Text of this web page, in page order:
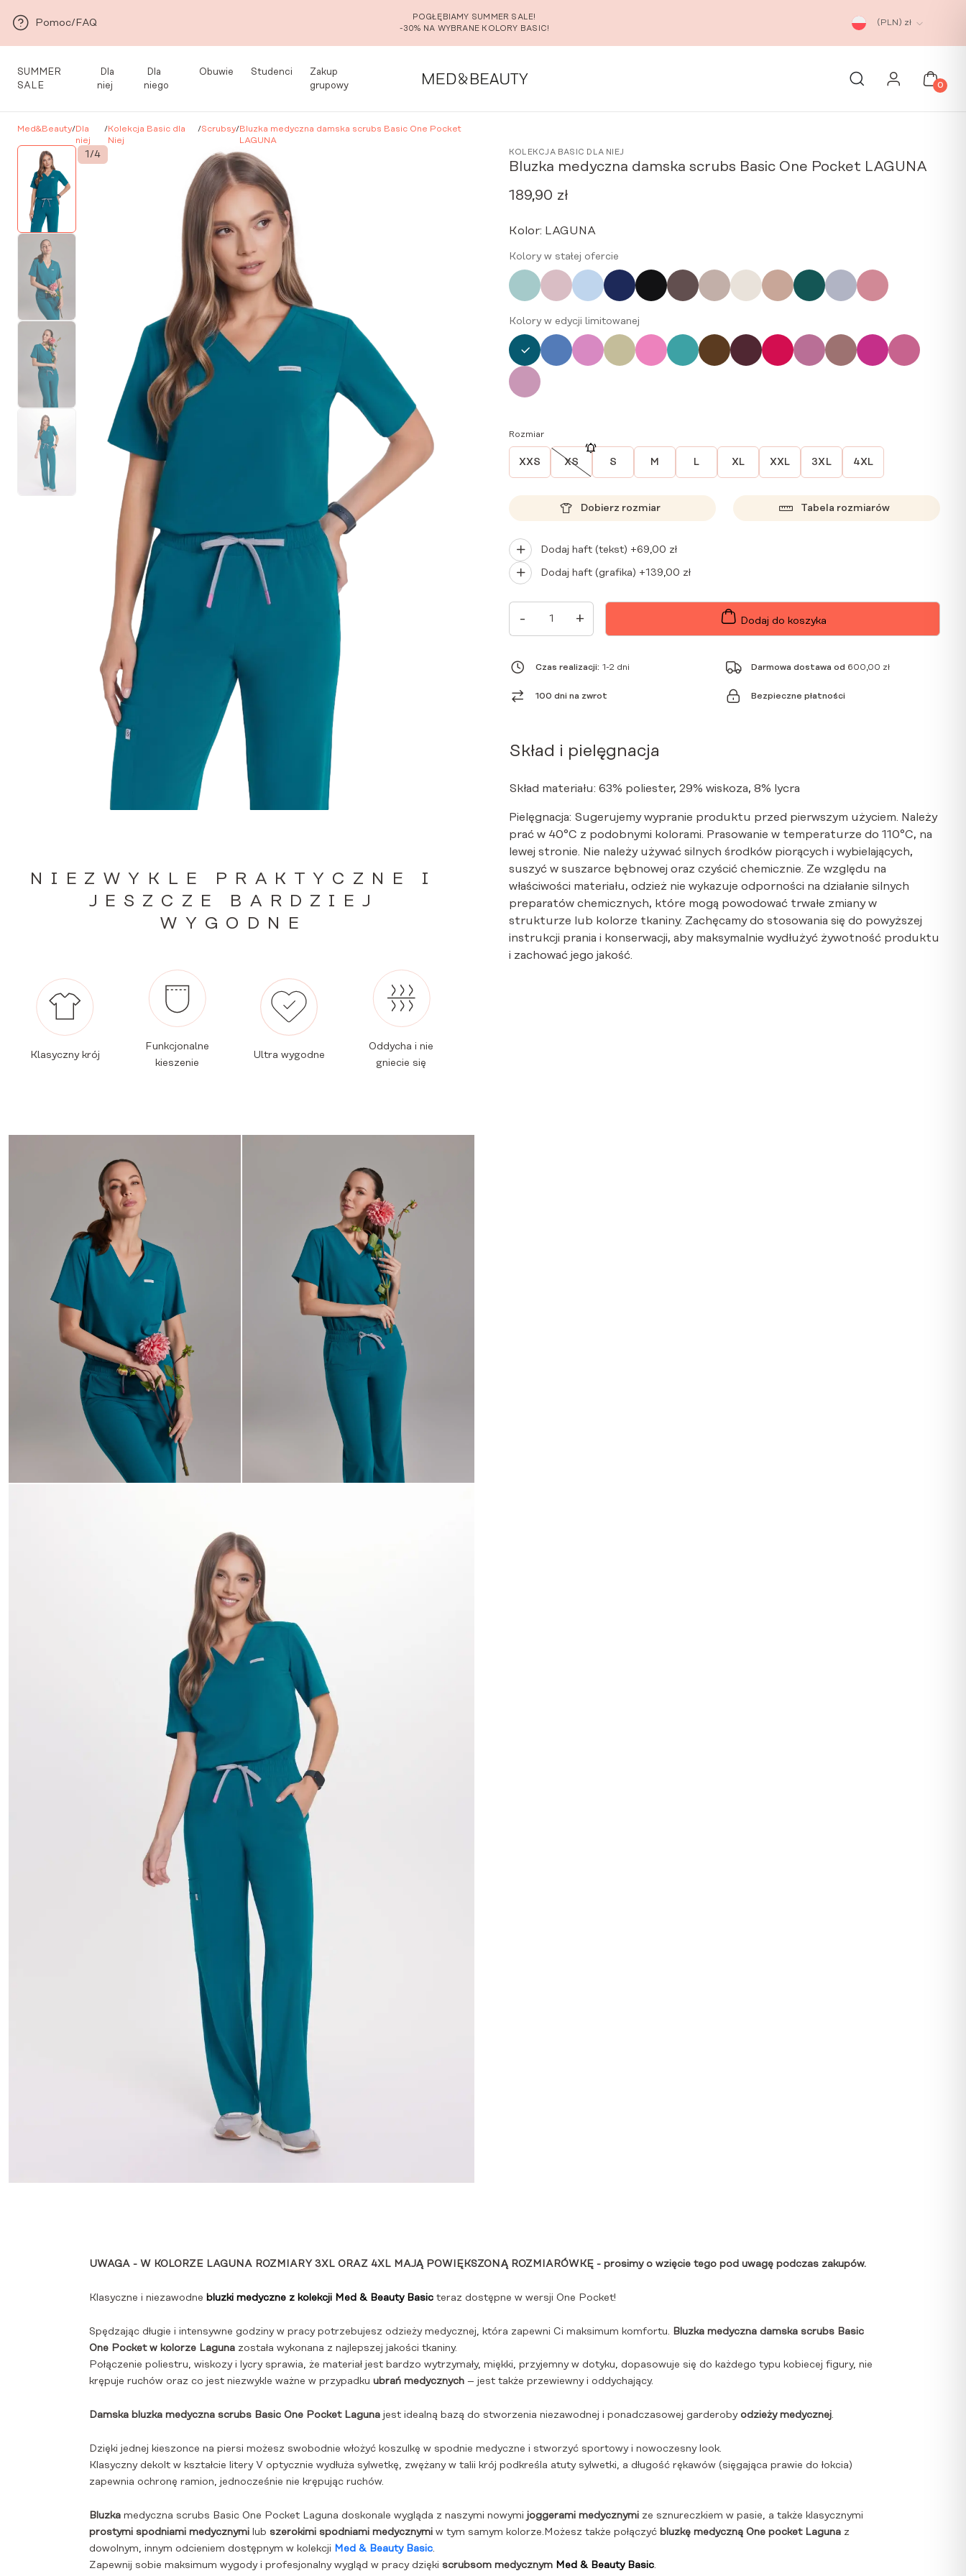
Pomoc/FAQ
POGŁĘBIAMY SUMMER SALE!
-30% NA WYBRANE KOLORY BASIC!
(PLN) zł
SUMMER
SALE
Dla
niej
Dla
niego
Obuwie Studenci
Zakup
grupowy
0
Med&Beauty/Dla
niej
/Kolekcja Basic dla
Niej
/Scrubsy/Bluzka medyczna damska scrubs Basic One Pocket
LAGUNA
1/4
NIEZWYKLE PRAKTYCZNE I
JESZCZE BARDZIEJ
WYGODNE
Klasyczny krój
Funkcjonalne
kieszenie
Ultra wygodne
Oddycha i nie
gniecie się
KOLEKCJA BASIC DLA NIEJ
Bluzka medyczna damska scrubs Basic One Pocket LAGUNA
189,90 zł
Kolor: LAGUNA
Kolory w stałej ofercie
Kolory w edycji limitowanej
Rozmiar
XXS XS S M L XL XXL 3XL 4XL
Dobierz rozmiar Tabela rozmiarów
Dodaj haft (tekst) +69,00 zł
Dodaj haft (grafika) +139,00 zł
-
ILOŚĆ
BLUZKA
BASIC
ONE
LAGUNA
+ Dodaj do koszyka
Czas realizacji: 1-2 dni Darmowa dostawa od 600,00 zł
100 dni na zwrot Bezpieczne płatności
Skład i pielęgnacja
Skład materiału: 63% poliester, 29% wiskoza, 8% lycra
Pielęgnacja: Sugerujemy wypranie produktu przed pierwszym użyciem. Należy
prać w 40°C z podobnymi kolorami. Prasowanie w temperaturze do 110°C, na
lewej stronie. Nie należy używać silnych środków piorących i wybielających,
suszyć w suszarce bębnowej oraz czyścić chemicznie. Ze względu na
właściwości materiału, odzież nie wykazuje odporności na działanie silnych
preparatów chemicznych, które mogą powodować trwałe zmiany w
strukturze lub kolorze tkaniny. Zachęcamy do stosowania się do powyższej
instrukcji prania i konserwacji, aby maksymalnie wydłużyć żywotność produktu
i zachować jego jakość.
UWAGA - W KOLORZE LAGUNA ROZMIARY 3XL ORAZ 4XL MAJĄ POWIĘKSZONĄ ROZMIARÓWKĘ - prosimy o wzięcie tego pod uwagę podczas zakupów.
Klasyczne i niezawodne bluzki medyczne z kolekcji Med & Beauty Basic teraz dostępne w wersji One Pocket!
Spędzając długie i intensywne godziny w pracy potrzebujesz odzieży medycznej, która zapewni Ci maksimum komfortu. Bluzka medyczna damska scrubs Basic
One Pocket w kolorze Laguna została wykonana z najlepszej jakości tkaniny.
Połączenie poliestru, wiskozy i lycry sprawia, że materiał jest bardzo wytrzymały, miękki, przyjemny w dotyku, dopasowuje się do każdego typu kobiecej figury, nie
krępuje ruchów oraz co jest niezwykle ważne w przypadku ubrań medycznych – jest także przewiewny i oddychający.
Damska bluzka medyczna scrubs Basic One Pocket Laguna jest idealną bazą do stworzenia niezawodnej i ponadczasowej garderobyodzieży medycznej.
Dzięki jednej kieszonce na piersi możesz swobodnie włożyć koszulkę w spodnie medyczne i stworzyć sportowy i nowoczesny look.
Klasyczny dekolt w kształcie litery V optycznie wydłuża sylwetkę, zwężany w talii krój podkreśla atuty sylwetki, a długość rękawów (sięgająca prawie do łokcia)
zapewnia ochronę ramion, jednocześnie nie krępując ruchów.
Bluzka medyczna scrubs Basic One Pocket Laguna doskonale wygląda z naszymi nowymi joggerami medycznymi ze sznureczkiem w pasie, a także klasycznymi
prostymi spodniami medycznymi lub szerokimi spodniami medycznymi w tym samym kolorze.Możesz także połączyć bluzkę medyczną One pocket Laguna z
dowolnym, innym odcieniem dostępnym w kolekcji Med & Beauty Basic.
Zapewnij sobie maksimum wygody i profesjonalny wygląd w pracy dzięki scrubsom medycznym Med & Beauty Basic.